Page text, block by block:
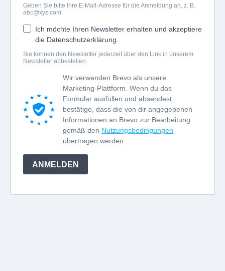
Geben Sie bitte Ihre E-Mail-Adresse für die Anmeldung an, z. B.
abc@xyz.com.
Ich möchte Ihren Newsletter erhalten und akzeptiere
die Datenschutzerklärung.
Sie können den Newsletter jederzeit über den Link in unserem
Newsletter abbestellen.
Wir verwenden Brevo als unsere
Marketing-Plattform. Wenn du das
Formular ausfüllen und absendest,
bestätige, dass die von dir angegebenen
Informationen an Brevo zur Bearbeitung
gemäß den Nutzungsbedingungen
übertragen werden
ANMELDEN